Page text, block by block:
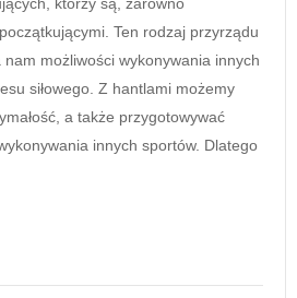
którzy są, zarówno
Ten rodzaj przyrządu
możliwości wykonywania innych
siłowego. Z hantlami możemy
a także przygotowywać
innych sportów. Dlatego